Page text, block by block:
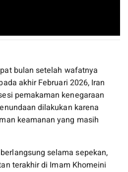
bulan setelah wafatnya
akhir Februari 2026, Iran
pemakaman kenegaraan
dilakukan karena
keamanan yang masih
selama sepekan,
terakhir di Imam Khomeini